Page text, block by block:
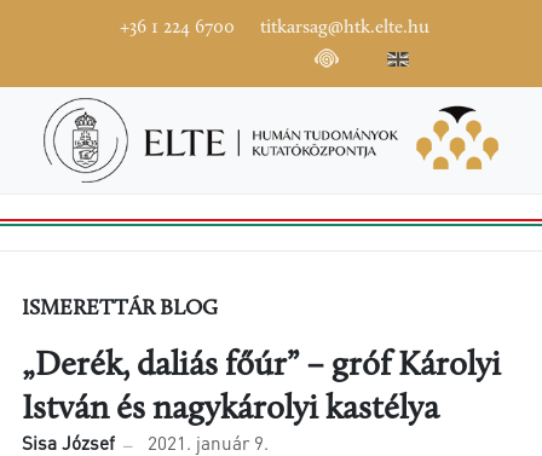
+36 1 224 6700 titkarsag@htk.elte.hu
ISMERETTÁR BLOG
„Derék, daliás főúr” – gróf Károlyi
István és nagykárolyi kastélya
Sisa József 2021. január 9.